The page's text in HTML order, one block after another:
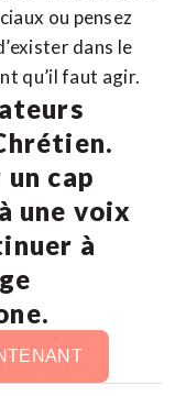
ou pensez
dans le
qu’il faut agir.
cap
une voix
à